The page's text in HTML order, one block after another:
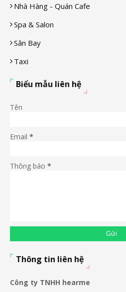
Nhà Hàng - Quán Cafe
Spa & Salon
Sân Bay
Taxi
Biểu mẫu liên hệ
Tên
Email *
Thông báo *
Thông tin liên hệ
Công ty TNHH hearme